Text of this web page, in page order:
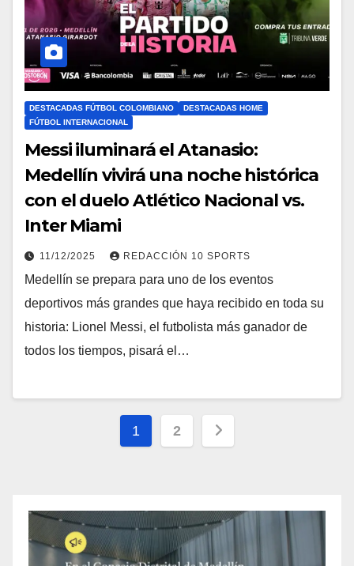
DESTACADAS FÚTBOL COLOMBIANO
DESTACADAS HOME
FÚTBOL INTERNACIONAL
Messi iluminará el Atanasio:
Medellín vivirá una noche histórica
con el duelo Atlético Nacional vs.
Inter Miami
11/12/2025 REDACCIÓN 10 SPORTS
Medellín se prepara para uno de los eventos
deportivos más grandes que haya recibido en toda su
historia: Lionel Messi, el futbolista más ganador de
todos los tiempos, pisará el…
1 2